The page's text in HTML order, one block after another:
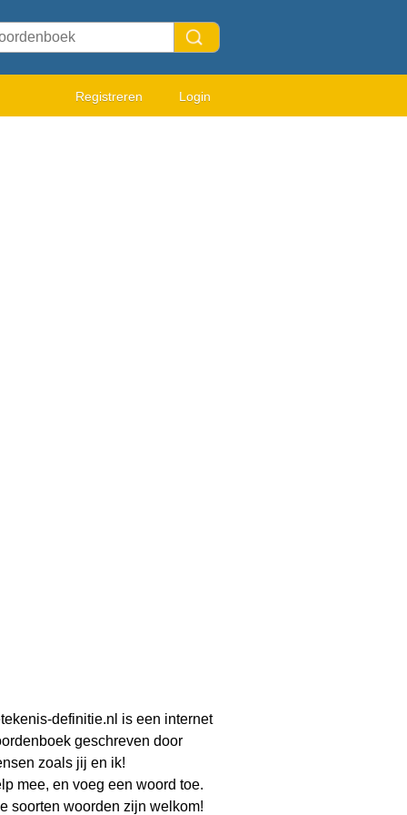
Registreren Login
definitie.nl is een internet
geschreven door
zoals jij en ik!
mee, en voeg een woord toe.
soorten woorden zijn welkom!